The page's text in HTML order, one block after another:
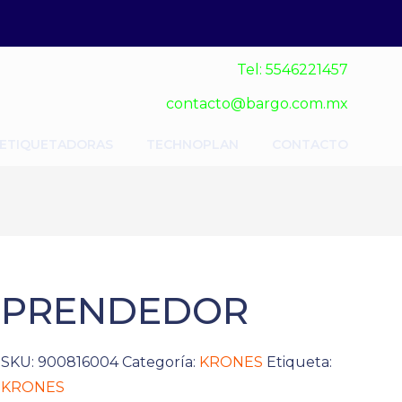
Tel: 5546221457
contacto@bargo.com.mx
PRENDEDOR
SKU: 900816004 Categoría: KRONES Etiqueta:
KRONES